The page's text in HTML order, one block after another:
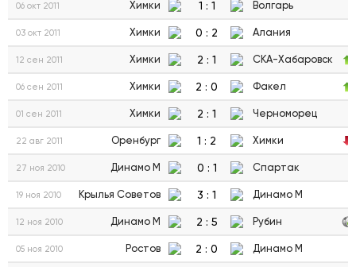
06 окт 2011 Химки 1 : 1 Волгарь
03 окт 2011 Химки 0 : 2 Алания
12 сен 2011 Химки 2 : 1 СКА-Хабаровск
06 сен 2011 Химки 2 : 0 Факел
01 сен 2011 Химки 2 : 1 Черноморец
22 авг 2011 Оренбург 1 : 2 Химки
27 ноя 2010 Динамо М 0 : 1 Спартак
19 ноя 2010 Крылья Советов 3 : 1 Динамо М
12 ноя 2010 Динамо М 2 : 5 Рубин
05 ноя 2010 Ростов 2 : 0 Динамо М